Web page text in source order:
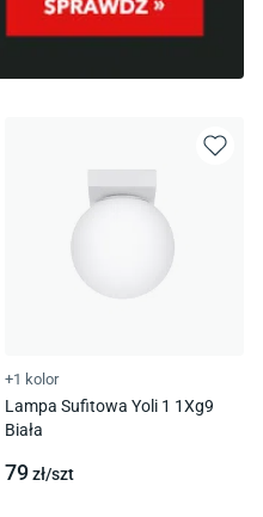
+1 kolor
Lampa Sufitowa Yoli 1 1Xg9
Biała
79zł/szt